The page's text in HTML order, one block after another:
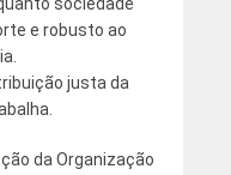
sociedade
e robusto ao
justa da
da Organização